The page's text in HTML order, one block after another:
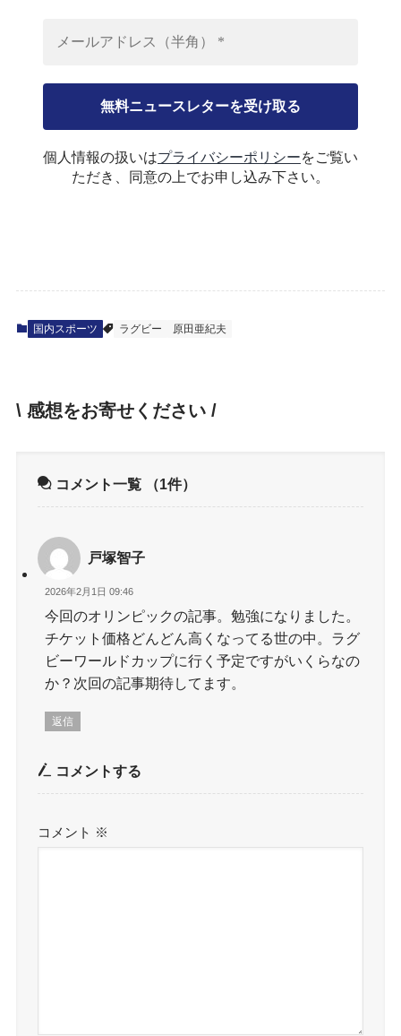
個人情報の扱いはプライバシーポリシーをご覧い
ただき、同意の上でお申し込み下さい。
国内スポーツ ラグビー 原田亜紀夫
\ 感想をお寄せください /
コメント一覧 （1件）
戸塚智子
2026年2月1日 09:46
今回のオリンピックの記事。勉強になりました。
チケット価格どんどん高くなってる世の中。ラグ
ビーワールドカップに行く予定ですがいくらなの
か？次回の記事期待してます。
返信
コメントする
コメント ※